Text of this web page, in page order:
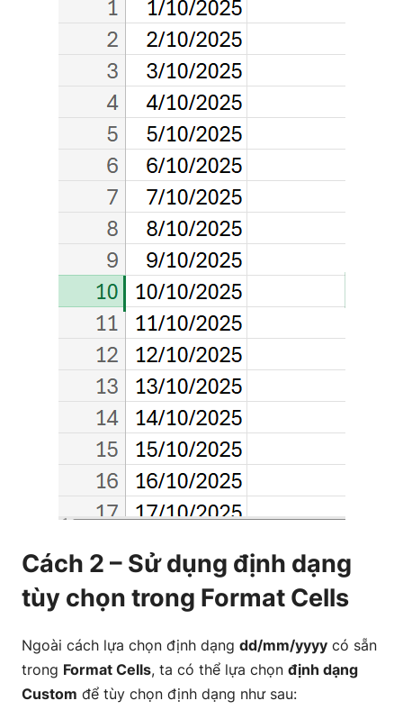
Cách 2 – Sử dụng định dạng
tùy chọn trong Format Cells
Ngoài cách lựa chọn định dạng dd/mm/yyyy có sẵn
trong Format Cells, ta có thể lựa chọn định dạng
Custom để tùy chọn định dạng như sau: